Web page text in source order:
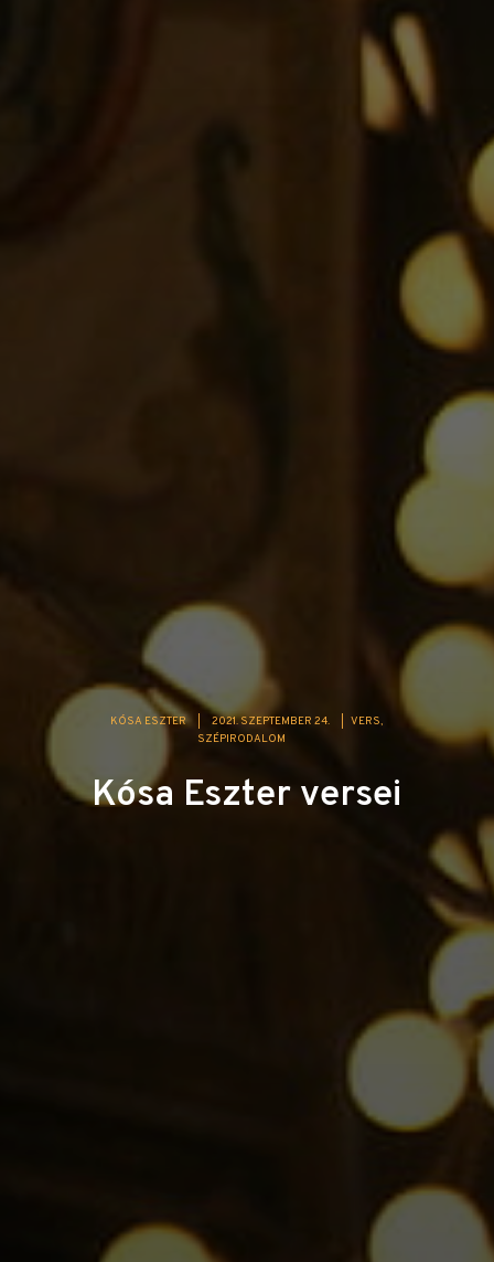
KÓSA ESZTER 2021. SZEPTEMBER 24.
VERS
SZÉPIRODALOM
Kósa Eszter versei